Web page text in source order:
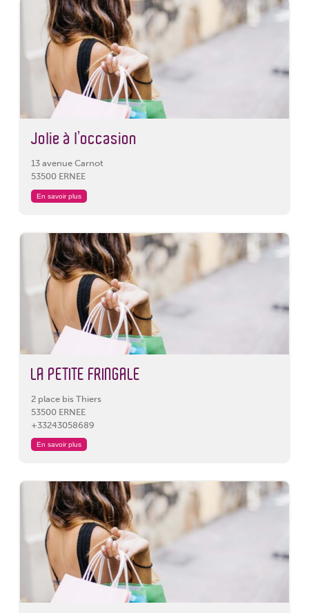
Jolie à l’occasion
13 avenue Carnot
53500 ERNEE
En savoir plus
LA PETITE FRINGALE
2 place bis Thiers
53500 ERNEE
+33243058689
En savoir plus